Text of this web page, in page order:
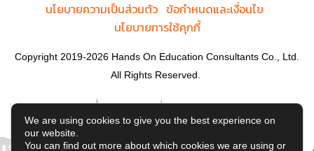
นโยบายความเป็นส่วนตัว ข้อกำหนดและเงื่อนไข
นโยบายการใช้คุกกี้
Copyright 2019-2026 Hands On Education Consultants Co., Ltd.
All Rights Reserved.
We are using cookies to give you the best experience on
our website.
You can find out more about which cookies we are using or